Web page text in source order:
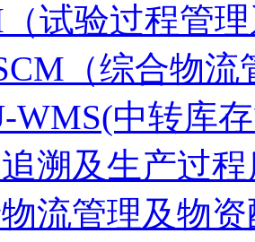
试验过程管
（综合物流
WMS(中转库
溯及生产过
流管理及物